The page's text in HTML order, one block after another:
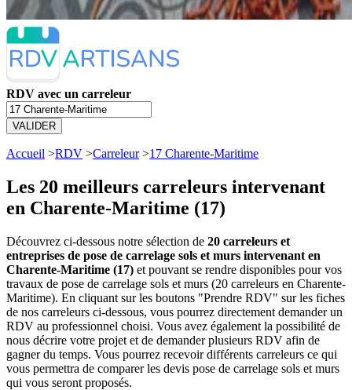
RDV avec un carreleur
VALIDER
Accueil >RDV >Carreleur>17 Charente-Maritime
Les 20 meilleurs carreleurs intervenant
en Charente-Maritime (17)
Découvrez ci-dessous notre sélection de 20 carreleurs et
entreprises de pose de carrelage sols et murs intervenant en
Charente-Maritime (17) et pouvant se rendre disponibles pour vos
travaux de pose de carrelage sols et murs (20 carreleurs en Charente-
Maritime). En cliquant sur les boutons "Prendre RDV" sur les fiches
de nos carreleurs ci-dessous, vous pourrez directement demander un
RDV au professionnel choisi. Vous avez également la possibilité de
nous décrire votre projet et de demander plusieurs RDV afin de
gagner du temps. Vous pourrez recevoir différents carreleurs ce qui
vous permettra de comparer les devis pose de carrelage sols et murs
qui vous seront proposés.